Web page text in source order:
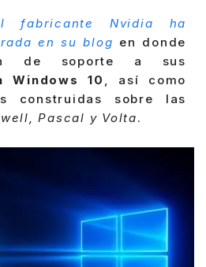
fabricante Nvidia ha
en su blog en donde
de soporte a sus
Windows 10 , así como
construidas sobre las
Pascal y Volta.